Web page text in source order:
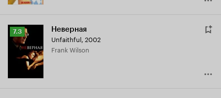
Рейтинг
Кинопоиска
7.3
7.3 Неверная
Unfaithful, 2002
Frank Wilson